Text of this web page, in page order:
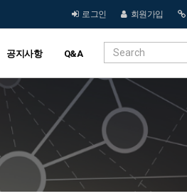
로그인 회원가입
공지사항 Q&A